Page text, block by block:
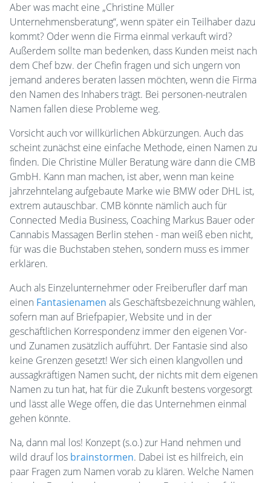
Aber was macht eine „Christine Müller
Unternehmensberatung“, wenn später ein Teilhaber dazu
kommt? Oder wenn die Firma einmal verkauft wird?
Außerdem sollte man bedenken, dass Kunden meist nach
dem Chef bzw. der Chefin fragen und sich ungern von
jemand anderes beraten lassen möchten, wenn die Firma
den Namen des Inhabers trägt. Bei personen-neutralen
Namen fallen diese Probleme weg.
Vorsicht auch vor willkürlichen Abkürzungen. Auch das
scheint zunächst eine einfache Methode, einen Namen zu
finden. Die Christine Müller Beratung wäre dann die CMB
GmbH. Kann man machen, ist aber, wenn man keine
jahrzehntelang aufgebaute Marke wie BMW oder DHL ist,
extrem autauschbar. CMB könnte nämlich auch für
Connected Media Business, Coaching Markus Bauer oder
Cannabis Massagen Berlin stehen - man weiß eben nicht,
für was die Buchstaben stehen, sondern muss es immer
erklären.
Auch als Einzelunternehmer oder Freiberufler darf man
einen Fantasienamen als Geschäftsbezeichnung wählen,
sofern man auf Briefpapier, Website und in der
geschäftlichen Korrespondenz immer den eigenen Vor-
und Zunamen zusätzlich aufführt. Der Fantasie sind also
keine Grenzen gesetzt! Wer sich einen klangvollen und
aussagkräftigen Namen sucht, der nichts mit dem eigenen
Namen zu tun hat, hat für die Zukunft bestens vorgesorgt
und lässt alle Wege offen, die das Unternehmen einmal
gehen könnte.
Na, dann mal los! Konzept (s.o.) zur Hand nehmen und
wild drauf los brainstormen. Dabei ist es hilfreich, ein
paar Fragen zum Namen vorab zu klären. Welche Namen